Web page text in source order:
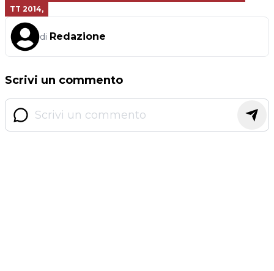
TT 2014,
di Redazione
Scrivi un commento